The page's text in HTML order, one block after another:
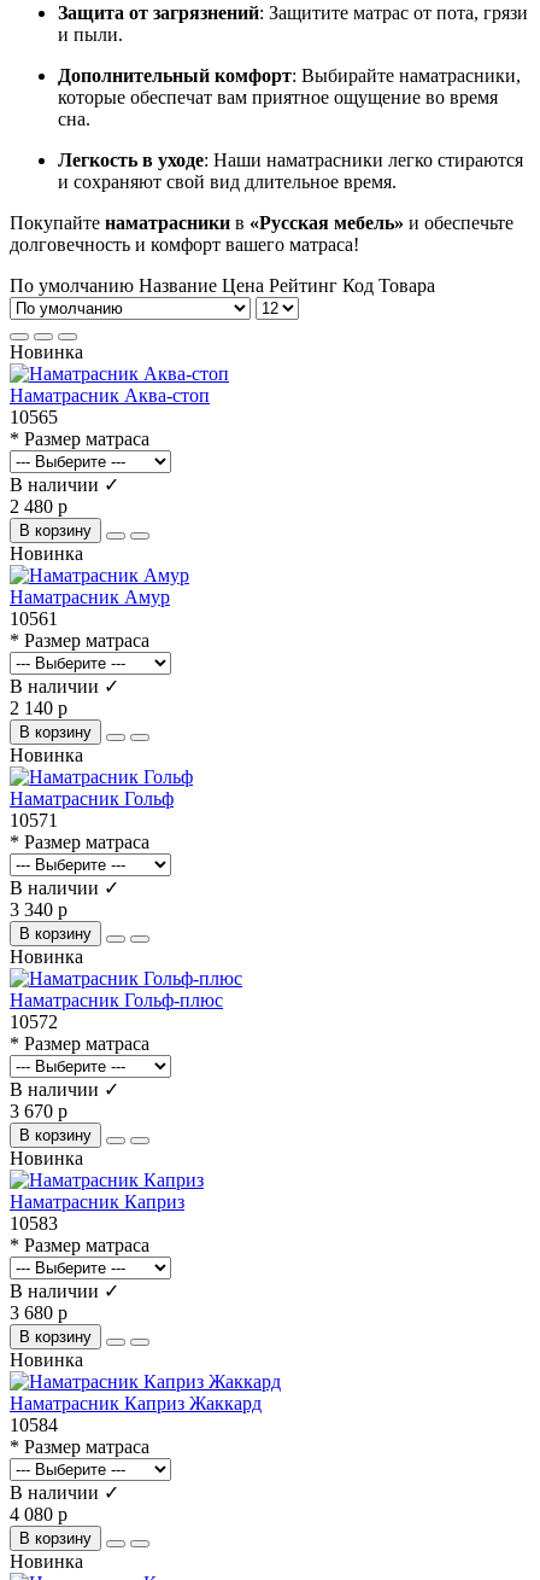
Защита от загрязнений: Защитите матрас от пота, грязи
и пыли.
Дополнительный комфорт: Выбирайте наматрасники,
которые обеспечат вам приятное ощущение во время
сна.
Легкость в уходе: Наши наматрасники легко стираются
и сохраняют свой вид длительное время.
Покупайте наматрасники в «Русская мебель» и обеспечьте
долговечность и комфорт вашего матраса!
По умолчанию Название Цена Рейтинг Код Товара
Новинка
Наматрасник Аква-стоп
10565
* Размер матраса
В наличии ✓
2 480 р
В корзину
Новинка
Наматрасник Амур
10561
* Размер матраса
В наличии ✓
2 140 р
В корзину
Новинка
Наматрасник Гольф
10571
* Размер матраса
В наличии ✓
3 340 р
В корзину
Новинка
Наматрасник Гольф-плюс
10572
* Размер матраса
В наличии ✓
3 670 р
В корзину
Новинка
Наматрасник Каприз
10583
* Размер матраса
В наличии ✓
3 680 р
В корзину
Новинка
Наматрасник Каприз Жаккард
10584
* Размер матраса
В наличии ✓
4 080 р
В корзину
Новинка